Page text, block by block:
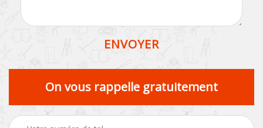
On vous rappelle gratuitement